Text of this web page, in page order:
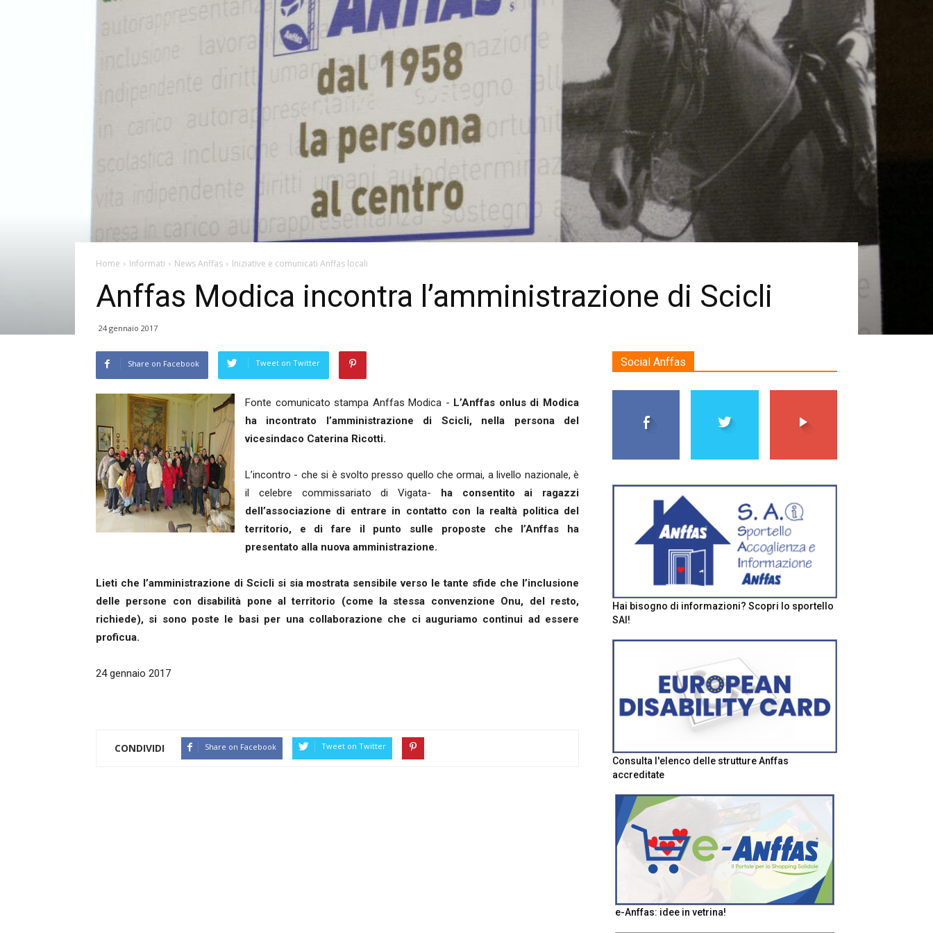
Home Informati News Anffas Iniziative e comunicati Anffas locali
Anffas Modica incontra l’amministrazione di Scicli
24 gennaio 2017
Share on Facebook Tweet on Twitter
Fonte comunicato stampa Anffas Modica - L’Anffas onlus di Modica
ha incontrato l’amministrazione di Scicli, nella persona del
vicesindaco Caterina Ricotti.
L’incontro - che si è svolto presso quello che ormai, a livello nazionale, è
il celebre commissariato di Vigata-
ha consentito ai ragazzi
dell’associazione di entrare in contatto con la realtà politica del
territorio, e di fare il punto sulle proposte che l’Anffas ha
presentato alla nuova amministrazione.
Lieti che l’amministrazione di Scicli si sia mostrata sensibile verso le tante sfide che l’inclusione
delle persone con disabilità pone al territorio (come la stessa convenzione Onu, del resto,
richiede), si sono poste le basi per una collaborazione che ci auguriamo continui ad essere
proficua.
24 gennaio 2017
CONDIVIDI Share on Facebook Tweet on Twitter
Social Anffas
Hai bisogno di informazioni? Scopri lo sportello
SAI!
Consulta l'elenco delle strutture Anffas
accreditate
e-Anffas: idee in vetrina!